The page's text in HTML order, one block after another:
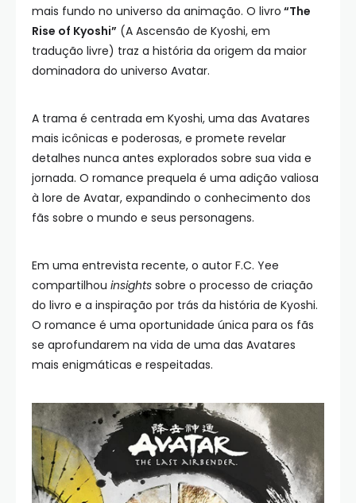
mais fundo no universo da animação. O livro “The
Rise of Kyoshi” (A Ascensão de Kyoshi, em
tradução livre) traz a história da origem da maior
dominadora do universo Avatar.
A trama é centrada em Kyoshi, uma das Avatares
mais icônicas e poderosas, e promete revelar
detalhes nunca antes explorados sobre sua vida e
jornada. O romance prequela é uma adição valiosa
à lore de Avatar, expandindo o conhecimento dos
fãs sobre o mundo e seus personagens.
Em uma entrevista recente, o autor F.C. Yee
compartilhou insights sobre o processo de criação
do livro e a inspiração por trás da história de Kyoshi.
O romance é uma oportunidade única para os fãs
se aprofundarem na vida de uma das Avatares
mais enigmáticas e respeitadas.